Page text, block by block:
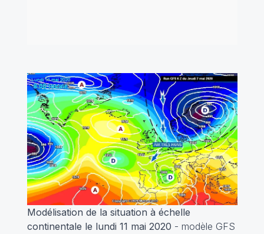
Modélisation de la situation à échelle
continentale le lundi 11 mai 2020 - modèle GFS